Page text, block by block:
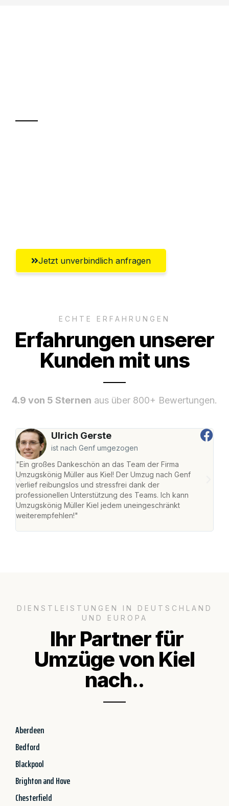
Jetzt unverbindlich anfragen
ECHTE ERFAHRUNGEN
Erfahrungen unserer
Kunden mit uns
4.9 von 5 Sternen aus über 800+ Bewertungen.
Ulrich Gerste
ist nach Genf umgezogen
"Ein großes Dankeschön an das Team der Firma
Umzugskönig Müller aus Kiel! Der Umzug nach Genf
verlief reibungslos und stressfrei dank der
professionellen Unterstützung des Teams. Ich kann
Umzugskönig Müller Kiel jedem uneingeschränkt
weiterempfehlen!"
DIENSTLEISTUNGEN IN DEUTSCHLAND
UND EUROPA
Ihr Partner für
Umzüge von Kiel
nach..
Aberdeen
Bedford
Blackpool
Brighton and Hove
Chesterfield